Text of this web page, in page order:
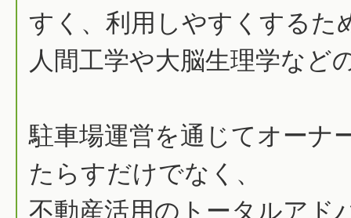
すく、利用しやすくするた
人間工学や大脳生理学など
駐車場運営を通じてオーナ
たらすだけでなく、
不動産活用のトータルアド